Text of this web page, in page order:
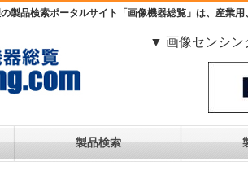
製品検索ポータルサイト「画像機器総覧」は、産業
▼ 画像センシ
製品検索